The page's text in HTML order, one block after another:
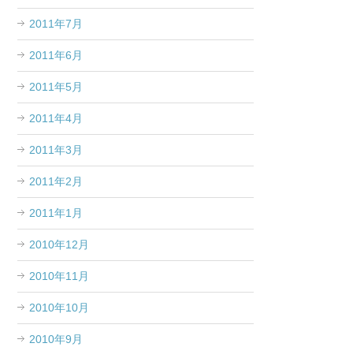
2011年7月
2011年6月
2011年5月
2011年4月
2011年3月
2011年2月
2011年1月
2010年12月
2010年11月
2010年10月
2010年9月